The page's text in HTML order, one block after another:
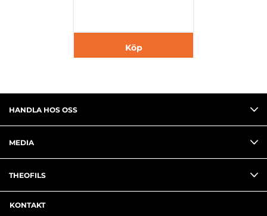
Köp
HANDLA HOS OSS
MEDIA
THEOFILS
KONTAKT